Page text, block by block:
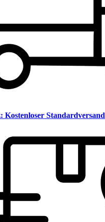
Kostenloser Standardversand